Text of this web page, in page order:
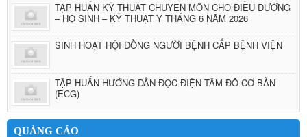
TẬP HUẤN KỸ THUẬT CHUYÊN MÔN CHO ĐIỀU DƯỠNG
– HỘ SINH – KỸ THUẬT Y THÁNG 6 NĂM 2026
SINH HOẠT HỘI ĐỒNG NGƯỜI BỆNH CẤP BỆNH VIỆN
TẬP HUẤN HƯỚNG DẪN ĐỌC ĐIỆN TÂM ĐỒ CƠ BẢN
(ECG)
QUẢNG CÁO